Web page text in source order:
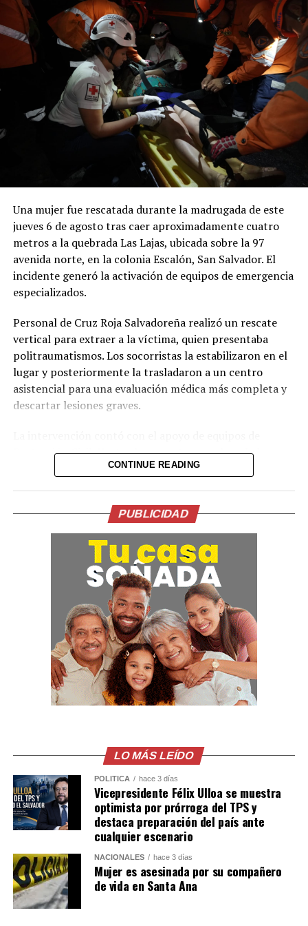
Comparte esto:
Facebook X
Me gusta esto:
Una mujer fue rescatada durante la madrugada de este
jueves 6 de agosto tras caer aproximadamente cuatro
metros a la quebrada Las Lajas, ubicada sobre la 97
avenida norte, en la colonia Escalón, San Salvador. El
incidente generó la activación de equipos de emergencia
especializados.
Personal de Cruz Roja Salvadoreña realizó un rescate
vertical para extraer a la víctima, quien presentaba
politraumatismos. Los socorristas la estabilizaron en el
lugar y posteriormente la trasladaron a un centro
asistencial para una evaluación médica más completa y
descartar lesiones graves.
Protección Civil. Hasta el momento no se han dado a
conocer más detalles sobre las circunstancias exactas de
Las autoridades recomiendan a la población extremar
precauciones en zonas cercanas a quebradas y taludes,
especialmente durante la noche o en condiciones de
poca visibilidad.
CONTINUE READING
PUBLICIDAD
LO MÁS LEÍDO
POLÍTICA hace 3 días
Vicepresidente Félix Ulloa se muestra
optimista por prórroga del TPS y
destaca preparación del país ante
cualquier escenario
NACIONALES hace 3 días
Mujer es asesinada por su compañero
de vida en Santa Ana